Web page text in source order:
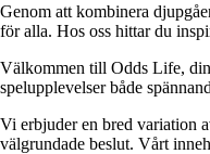
Genom att kombinera
för alla. Hos oss hittar du
Välkommen till Odds Life, din
spelupplevelser både
Vi erbjuder en bred variation
välgrundade beslut. Vårt